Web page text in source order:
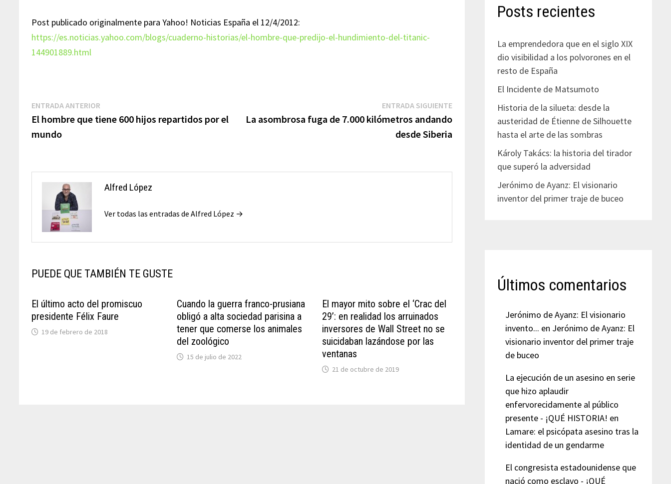
Post publicado originalmente para Yahoo! Noticias España el 12/4/2012:
https://es.noticias.yahoo.com/blogs/cuaderno-historias/el-hombre-que-predijo-el-hundimiento-del-titanic-
144901889.html
Navegación
de
ENTRADA ANTERIOR
anterior:
El hombre que tiene 600 hijos repartidos por el
mundo
ENTRADA SIGUIENTEEntrada
siguiente:
La asombrosa fuga de 7.000 kilómetros andando
desde Siberia
Alfred López
Ver todas las entradas de Alfred López →
PUEDE QUE TAMBIÉN TE GUSTE
El último acto del promiscuo
presidente Félix Faure
19 de febrero de 2018
Cuando la guerra franco-prusiana
obligó a alta sociedad parisina a
tener que comerse los animales
del zoológico
15 de julio de 2022
El mayor mito sobre el ‘Crac del
29’: en realidad los arruinados
inversores de Wall Street no se
suicidaban lazándose por las
ventanas
21 de octubre de 2019
Posts recientes
La emprendedora que en el siglo XIX
dio visibilidad a los polvorones en el
resto de España
El Incidente de Matsumoto
Historia de la silueta: desde la
austeridad de Étienne de Silhouette
hasta el arte de las sombras
Károly Takács: la historia del tirador
que superó la adversidad
Jerónimo de Ayanz: El visionario
inventor del primer traje de buceo
Últimos comentarios
Jerónimo de Ayanz: El visionario
invento... en Jerónimo de Ayanz: El
visionario inventor del primer traje
de buceo
La ejecución de un asesino en serie
que hizo aplaudir
enfervorecidamente al público
presente - ¡QUÉ HISTORIA! en
Lamare: el psicópata asesino tras la
identidad de un gendarme
El congresista estadounidense que
nació como esclavo - ¡QUÉ